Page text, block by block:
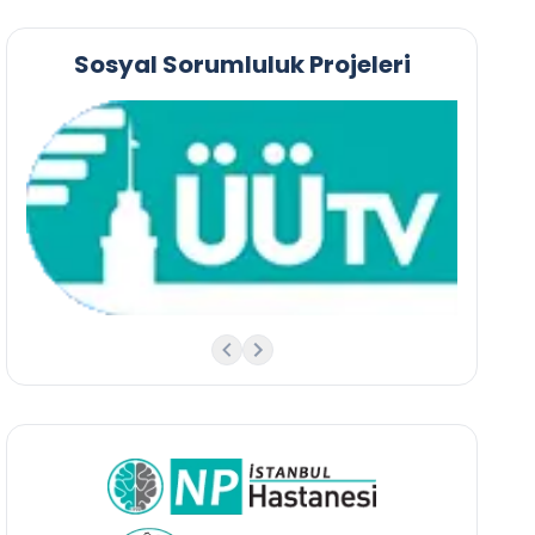
Sosyal Sorumluluk Projeleri